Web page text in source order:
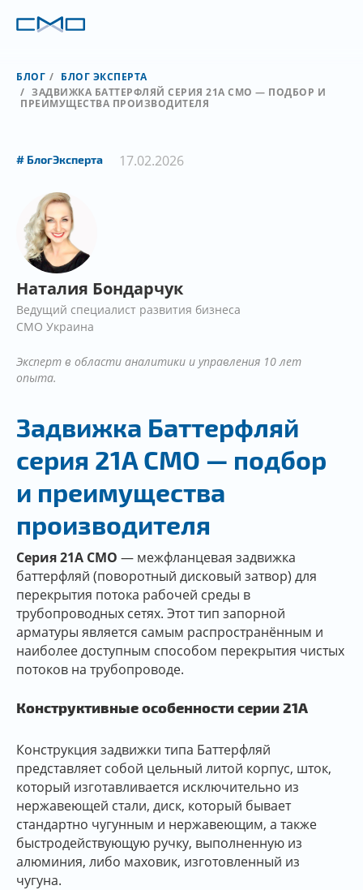
БЛОГ
БЛОГ ЭКСПЕРТА
ЗАДВИЖКА БАТТЕРФЛЯЙ СЕРИЯ 21A CMO — ПОДБОР И
ПРЕИМУЩЕСТВА ПРОИЗВОДИТЕЛЯ
БлогЭксперта 17.02.2026
Наталия Бондарчук
Ведущий специалист развития бизнеса
СМО Украина
Эксперт в области аналитики и управления 10 лет
опыта.
Задвижка Баттерфляй
серия 21A CMO — подбор
и преимущества
производителя
Серия 21A CMO — межфланцевая задвижка
баттерфляй (поворотный дисковый затвор) для
перекрытия потока рабочей среды в
трубопроводных сетях. Этот тип запорной
арматуры является самым распространённым и
наиболее доступным способом перекрытия чистых
потоков на трубопроводе.
Конструктивные особенности серии 21A
Конструкция задвижки типа Баттерфляй
представляет собой цельный литой корпус, шток,
который изготавливается исключительно из
нержавеющей стали, диск, который бывает
стандартно чугунным и нержавеющим, а также
быстродействующую ручку, выполненную из
алюминия, либо маховик, изготовленный из
чугуна.